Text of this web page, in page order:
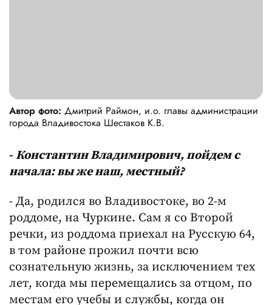
Автор фото: Дмитрий Раймон, и.о. главы администрации
города Владивостока Шестаков К.В.
- Константин Владимирович, пойдем с
начала: вы же наш, местный?
- Да, родился во Владивостоке, во 2-м
роддоме, на Чуркине. Сам я со Второй
речки, из роддома приехал на Русскую 64,
в том районе прожил почти всю
сознательную жизнь, за исключением тех
лет, когда мы перемещались за отцом, по
местам его учебы и службы, когда он